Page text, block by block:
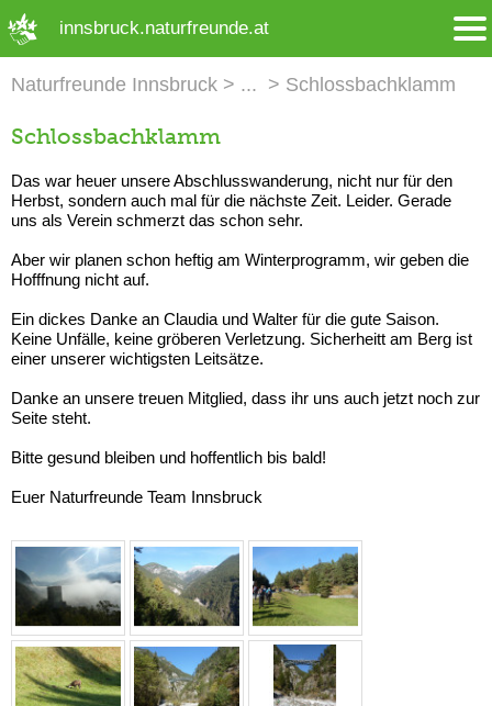
innsbruck.naturfreunde.at
Naturfreunde Innsbruck Schlossbachklamm
Schlossbachklamm
Das war heuer unsere Abschlusswanderung, nicht nur für den
Herbst, sondern auch mal für die nächste Zeit. Leider. Gerade
uns als Verein schmerzt das schon sehr.
Aber wir planen schon heftig am Winterprogramm, wir geben die
Hofffnung nicht auf.
Ein dickes Danke an Claudia und Walter für die gute Saison.
Keine Unfälle, keine gröberen Verletzung. Sicherheitt am Berg ist
einer unserer wichtigsten Leitsätze.
Danke an unsere treuen Mitglied, dass ihr uns auch jetzt noch zur
Seite steht.
Bitte gesund bleiben und hoffentlich bis bald!
Euer Naturfreunde Team Innsbruck